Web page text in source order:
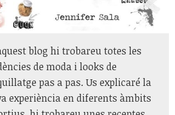
blog hi trobareu totes les
de moda i looks de
pas a pas. Us explicaré la
experiència en diferents àmbits